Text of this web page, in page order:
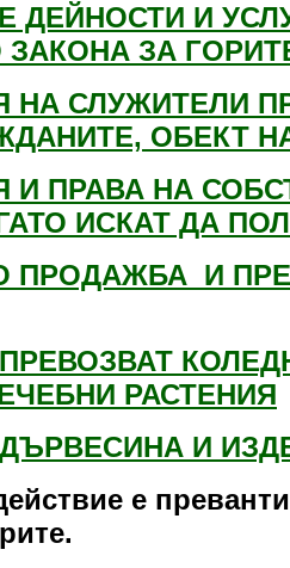
ДЕЙНОСТИ И
ЗА
СЛУЖИТЕЛИ
ОБЕКТ
ПРАВА НА
ИСКАТ ДА
ПРОДАЖБА И
РАСТЕНИЯ
И
е